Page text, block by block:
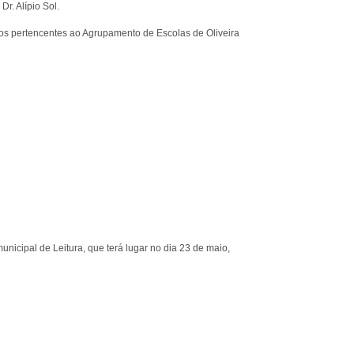
Alípio Sol.
pertencentes ao Agrupamento de Escolas de Oliveira
de Leitura, que terá lugar no dia 23 de maio,